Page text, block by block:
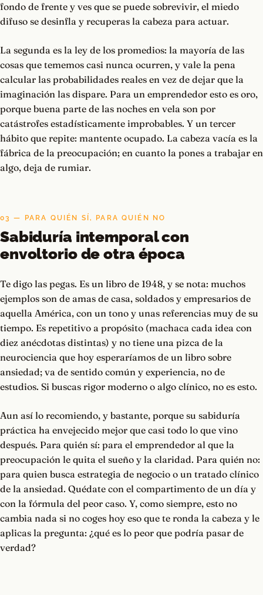
fondo de frente y ves que se puede sobrevivir, el miedo
difuso se desinfla y recuperas la cabeza para actuar.
La segunda es la ley de los promedios: la mayoría de las
cosas que tememos casi nunca ocurren, y vale la pena
calcular las probabilidades reales en vez de dejar que la
imaginación las dispare. Para un emprendedor esto es oro,
porque buena parte de las noches en vela son por
catástrofes estadísticamente improbables. Y un tercer
hábito que repite: mantente ocupado. La cabeza vacía es la
fábrica de la preocupación; en cuanto la pones a trabajar en
algo, deja de rumiar.
03 — PARA QUIÉN SÍ, PARA QUIÉN NO
Sabiduría intemporal con
envoltorio de otra época
Te digo las pegas. Es un libro de 1948, y se nota: muchos
ejemplos son de amas de casa, soldados y empresarios de
aquella América, con un tono y unas referencias muy de su
tiempo. Es repetitivo a propósito (machaca cada idea con
diez anécdotas distintas) y no tiene una pizca de la
neurociencia que hoy esperaríamos de un libro sobre
ansiedad; va de sentido común y experiencia, no de
estudios. Si buscas rigor moderno o algo clínico, no es esto.
Aun así lo recomiendo, y bastante, porque su sabiduría
práctica ha envejecido mejor que casi todo lo que vino
después. Para quién sí: para el emprendedor al que la
preocupación le quita el sueño y la claridad. Para quién no:
para quien busca estrategia de negocio o un tratado clínico
de la ansiedad. Quédate con el compartimento de un día y
con la fórmula del peor caso. Y, como siempre, esto no
cambia nada si no coges hoy eso que te ronda la cabeza y le
aplicas la pregunta: ¿qué es lo peor que podría pasar de
verdad?